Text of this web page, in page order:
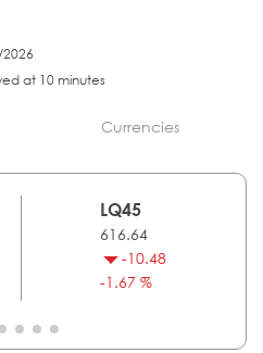
at 10 minutes
Currencies
LQ45
616.64
-10.48
-1.67 %